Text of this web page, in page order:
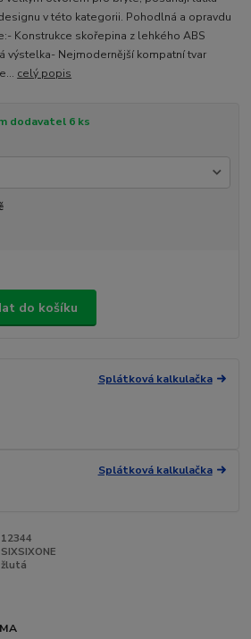
v této kategorii. Pohodlná a opravdu
Konstrukce skořepina z lehkého ABS
výstelka- Nejmodernější kompatní tvar
celý popis
dodavatel 6 ks
do košíku
Splátková kalkulačka
Splátková kalkulačka
12344
SIXSIXONE
žlutá